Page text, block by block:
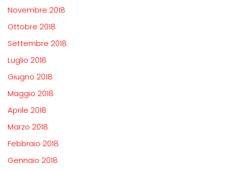
Novembre 2018
Ottobre 2018
Settembre 2018
Luglio 2018
Giugno 2018
Maggio 2018
Aprile 2018
Marzo 2018
Febbraio 2018
Gennaio 2018